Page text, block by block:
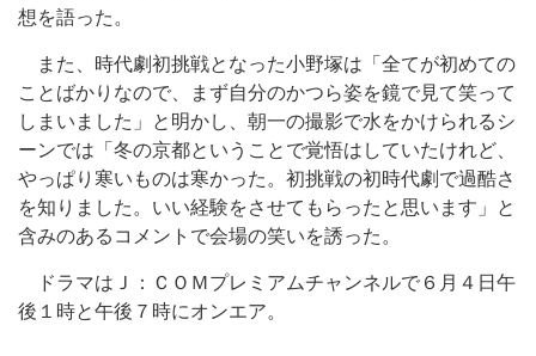
想を語った。
また、時代劇初挑戦となった小野塚は「全てが初めての
ことばかりなので、まず自分のかつら姿を鏡で見て笑って
しまいました」と明かし、朝一の撮影で水をかけられるシ
ーンでは「冬の京都ということで覚悟はしていたけれど、
やっぱり寒いものは寒かった。初挑戦の初時代劇で過酷さ
を知りました。いい経験をさせてもらったと思います」と
含みのあるコメントで会場の笑いを誘った。
ドラマはＪ：ＣＯＭプレミアムチャンネルで６月４日午
後１時と午後７時にオンエア。